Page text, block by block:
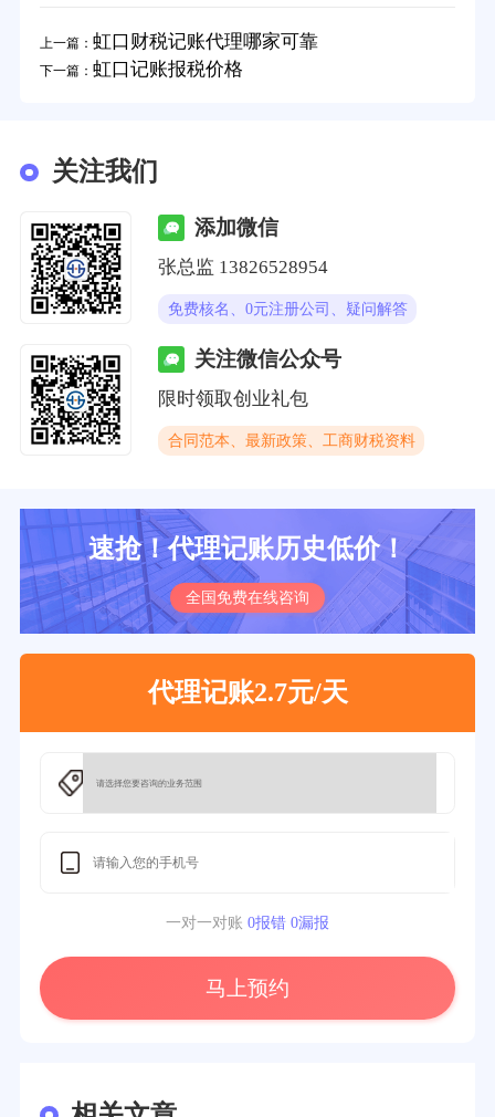
上一篇： 虹口财税记账代理哪家可靠
下一篇： 虹口记账报税价格
关注我们
添加微信
张总监 13826528954
免费核名、0元注册公司、疑问解答
关注微信公众号
限时领取创业礼包
合同范本、最新政策、工商财税资料
速抢！代理记账历史低价！
全国免费在线咨询
代理记账2.7元/天
一对一对账 0报错 0漏报
马上预约